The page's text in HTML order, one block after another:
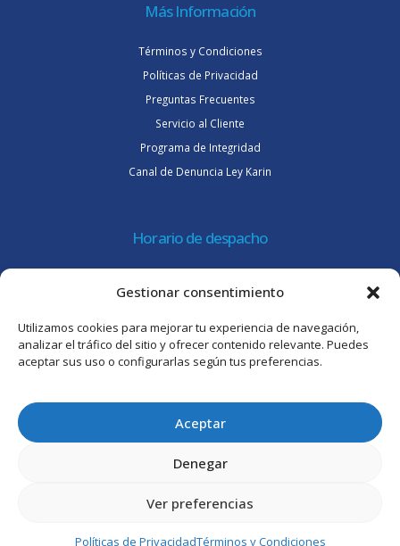
Gestionar consentimiento
Utilizamos cookies para mejorar tu experiencia de navegación,
analizar el tráfico del sitio y ofrecer contenido relevante. Puedes
aceptar sus uso o configurarlas según tus preferencias.
Aceptar
Denegar
Ver preferencias
Políticas de PrivacidadTérminos y Condiciones
Más Información
Términos y Condiciones
Políticas de Privacidad
Preguntas Frecuentes
Servicio al Cliente
Programa de Integridad
Canal de Denuncia Ley Karin
Horario de despacho
Viernes 8:30 a 15:30 hrs.
Atención al cliente
Lunes a jueves de 09:00 a 17:45 hrs.